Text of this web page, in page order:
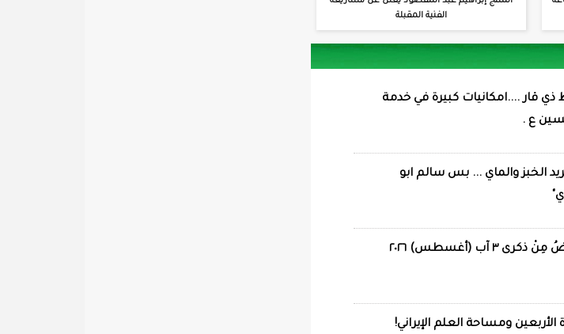
الفنية المقبلة
ذي قار ....امكانيات كبيرة في خدمة
ع .
الخبز والماي ... بس سالم ابو
ذكرى ٣ آب (أغسطس) ٢٠٢٦
الأربعين ومساحة العلم الإيراني!